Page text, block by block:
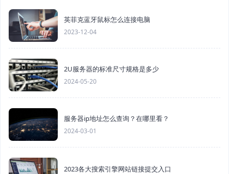
英菲克蓝牙鼠标怎么连接电脑
2023-12-04
2U服务器的标准尺寸规格是多少
2024-05-20
服务器ip地址怎么查询？在哪里看？
2024-03-01
2023各大搜索引擎网站链接提交入口